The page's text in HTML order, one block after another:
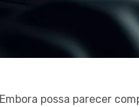
Embora possa parecer